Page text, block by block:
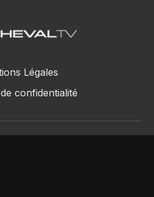
Légales
confidentialité